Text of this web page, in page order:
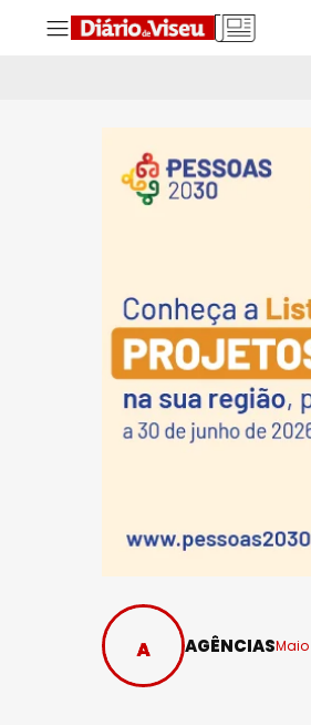
AGÊNCIASMaio